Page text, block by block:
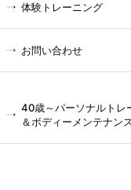
体験トレーニング
お問い合わせ
40歳～パーソナルトレ
＆ボディーメンテナンス